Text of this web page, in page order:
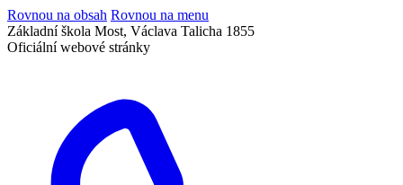
Rovnou na obsah Rovnou na menu
Základní škola Most, Václava Talicha 1855
Oficiální webové stránky